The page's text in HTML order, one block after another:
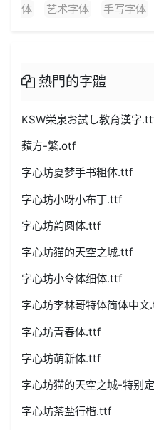
体
艺术字体 手写字体
熱門的字體
KSW栄泉お試し教育漢字
蘋方-繁.otf
字心坊夏梦手书粗体.ttf
字心坊小呀小布丁.ttf
字心坊韵圆体.ttf
字心坊猫的天空之城.ttf
字心坊小令体细体.ttf
字心坊李林哥特体简体中
字心坊青春体.ttf
字心坊萌新体.ttf
字心坊猫的天空之城-特别
字心坊茶盐行楷.ttf